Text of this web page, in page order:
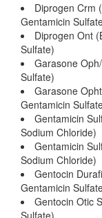
Diprogen Crm
Gentamicin
Diprogen Ont
Sulfate)
Garasone
Sulfate)
Garasone
Gentamicin
Gentamicin
Sodium Chloride)
Gentamicin
Sodium Chloride)
Gentocin
Gentamicin
Gentocin Otic
Sulfate)